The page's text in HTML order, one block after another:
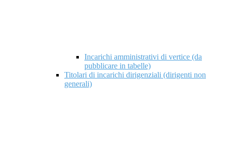
Incarichi amministrativi di vertice (da
pubblicare in tabelle)
Titolari di incarichi dirigenziali (dirigenti non
generali)